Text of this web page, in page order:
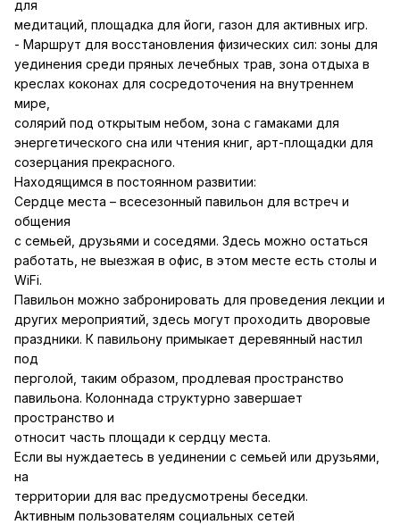
для
медитаций, площадка для йоги, газон для активных игр.
- Маршрут для восстановления физических сил: зоны для
уединения среди пряных лечебных трав, зона отдыха в
креслах коконах для сосредоточения на внутреннем
мире,
солярий под открытым небом, зона с гамаками для
энергетического сна или чтения книг, арт-площадки для
созерцания прекрасного.
Находящимся в постоянном развитии:
Сердце места – всесезонный павильон для встреч и
общения
с семьей, друзьями и соседями. Здесь можно остаться
работать, не выезжая в офис, в этом месте есть столы и
WiFi.
Павильон можно забронировать для проведения лекции и
других мероприятий, здесь могут проходить дворовые
праздники. К павильону примыкает деревянный настил
под
перголой, таким образом, продлевая пространство
павильона. Колоннада структурно завершает
пространство и
относит часть площади к сердцу места.
Если вы нуждаетесь в уединении с семьей или друзьями,
на
территории для вас предусмотрены беседки.
Активным пользователям социальных сетей